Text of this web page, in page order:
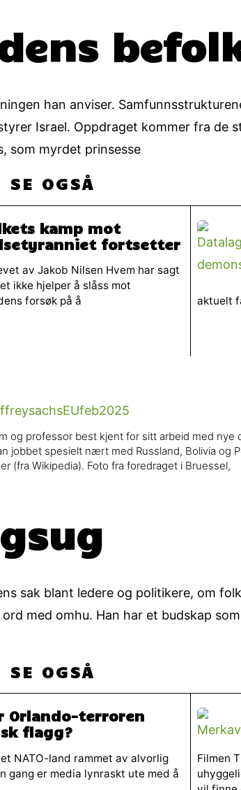
han anviser.
Israel. Oppdraget kommer fra de
som myrdet prinsesse
SE OGSÅ
kamp mot
fortsetter
av Jakob Nilsen Hvem har sagt
ikke hjelper å slåss mot
forsøk på å
aktuelt
og professor best kjent for sitt arbeid med nye
jobbet spesielt nært med Russland, Bolivia og
(fra Wikipedia). Foto fra foredraget i Bruessel,
sak blant ledere og politikere, om
med omhu. Han har et budskap
SE OGSÅ
Orlando-terroren
flagg?
NATO-land rammet av alvorlig
gang er media lynraskt ute med å
Filmen